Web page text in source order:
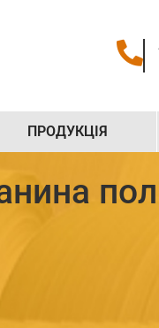
ПРОДУКЦІЯ